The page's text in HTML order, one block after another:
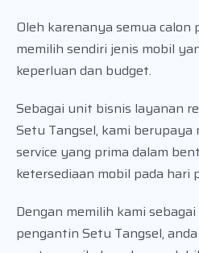
Oleh karenanya semua
memilih sendiri jenis mobil
keperluan dan budget.
Sebagai unit bisnis layanan
Setu Tangsel, kami berupaya
service yang prima dalam
ketersediaan mobil pada hari
Dengan memilih kami
pengantin Setu Tangsel,